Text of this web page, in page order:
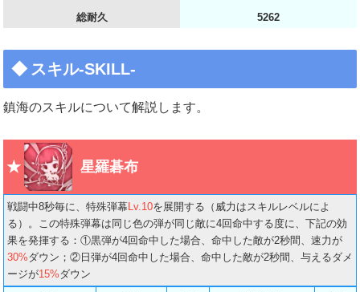
総耐久
5262
スキル-SKILL-
鎮海のスキルについて解説します。
星羅碁布
戦闘中8秒毎に、特殊弾幕 Lv.10を展開する（威力はスキルレベルによ
る）。この特殊弾幕は同じ色の弾が同じ敵に4回命中する度に、下記の効
果を発揮する：①黒弾が4回命中した場合、命中した敵が2秒間、速力が
30%ダウン；②日弾が4回命中した場合、命中した敵が2秒間、与えるダメ
ージが15%ダウン